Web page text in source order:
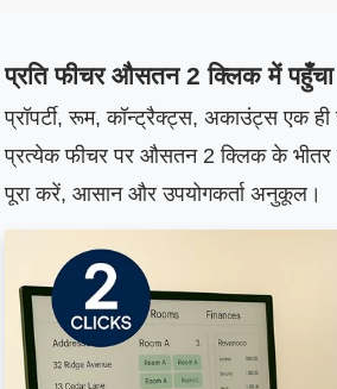
प्रति फीचर औसतन 2 क्लिक में पहुँचा
प्रॉपर्टी, रूम, कॉन्ट्रैक्ट्स, अकाउंट्स एक
प्रत्येक फीचर पर औसतन 2 क्लिक के
पूरा करें, आसान और उपयोगकर्ता अनुकूल।